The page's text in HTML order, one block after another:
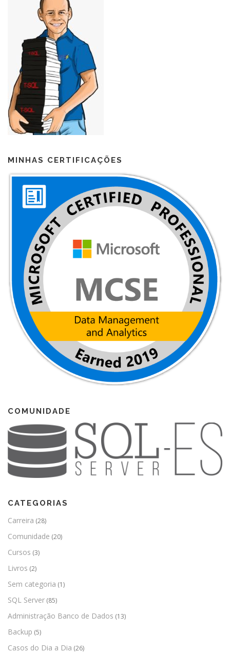
MINHAS CERTIFICAÇÕES
COMUNIDADE
CATEGORIAS
Carreira (28)
Comunidade (20)
Cursos (3)
Livros (2)
Sem categoria (1)
SQL Server (85)
Administração Banco de Dados (13)
Backup (5)
Casos do Dia a Dia (26)